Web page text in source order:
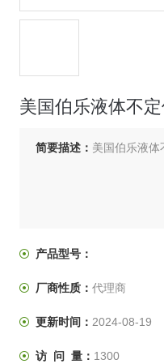
美国伯乐液体不定
简要描述： 美国伯乐液体
产品型号：
厂商性质： 代理商
更新时间： 2024-08-19
访 问 量： 1300